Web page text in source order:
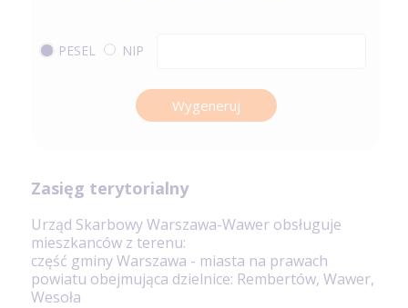
PESEL NIP
Wygeneruj
Zasięg terytorialny
Urząd Skarbowy Warszawa-Wawer obsługuje
mieszkanców z terenu:
część gminy Warszawa - miasta na prawach
powiatu obejmująca dzielnice: Rembertów, Wawer,
Wesoła